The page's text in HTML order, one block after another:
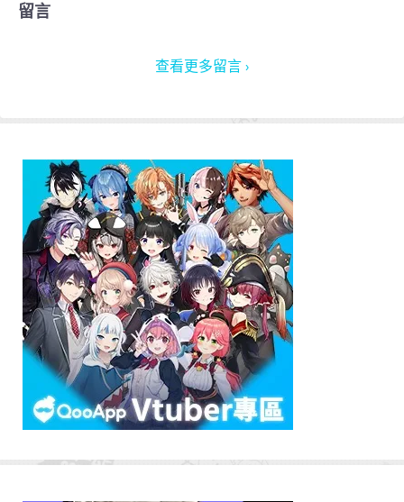
留言
查看更多留言 ›